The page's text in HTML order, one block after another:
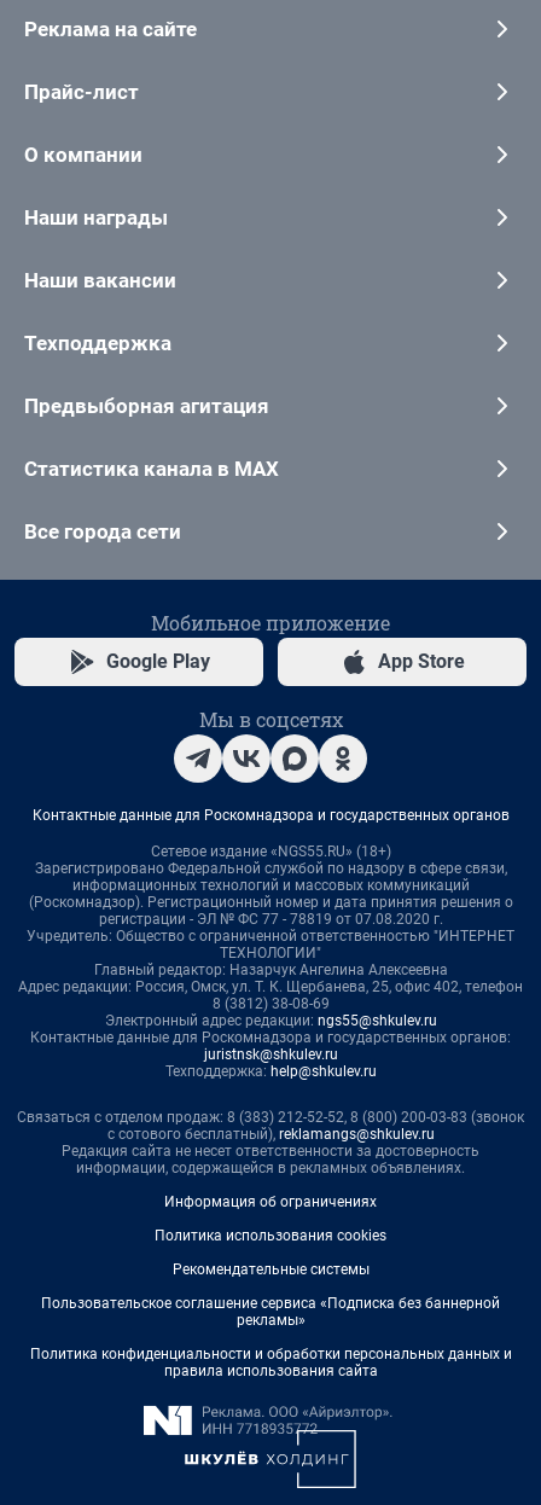
Реклама на сайте
Прайс-лист
О компании
Наши награды
Наши вакансии
Техподдержка
Предвыборная агитация
Статистика канала в MAX
Все города сети
Мобильное приложение
Google Play App Store
Мы в соцсетях
Контактные данные для Роскомнадзора и государственных органов
Сетевое издание «NGS55.RU» (18+)
Зарегистрировано Федеральной службой по надзору в сфере связи,
информационных технологий и массовых коммуникаций
(Роскомнадзор). Регистрационный номер и дата принятия решения о
регистрации - ЭЛ № ФС 77 - 78819 от 07.08.2020 г.
Учредитель: Общество с ограниченной ответственностью "ИНТЕРНЕТ
ТЕХНОЛОГИИ"
Главный редактор: Назарчук Ангелина Алексеевна
Адрес редакции: Россия, Омск, ул. Т. К. Щербанева, 25, офис 402, телефон
8 (3812) 38-08-69
Электронный адрес редакции: ngs55@shkulev.ru
Контактные данные для Роскомнадзора и государственных органов:
juristnsk@shkulev.ru
Техподдержка: help@shkulev.ru
Связаться с отделом продаж: 8 (383) 212-52-52, 8 (800) 200-03-83 (звонок
с сотового бесплатный), reklamangs@shkulev.ru
Редакция сайта не несет ответственности за достоверность
информации, содержащейся в рекламных объявлениях.
Информация об ограничениях
Политика использования cookies
Рекомендательные системы
Пользовательское соглашение сервиса «Подписка без баннерной
рекламы»
Политика конфиденциальности и обработки персональных данных и
правила использования сайта